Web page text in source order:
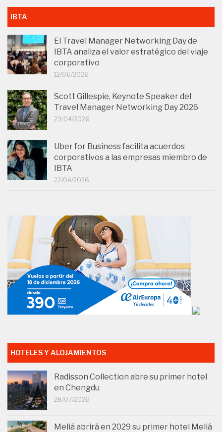
IBTA
El Travel Manager Networking Day de
IBTA analiza el valor estratégico del viaje
corporativo
12/06/2026
Scott Gillespie, Keynote Speaker del
Travel Manager Networking Day 2026
23/04/2026
Uber for Business facilita acuerdos
corporativos a las empresas miembro de
IBTA
22/04/2026
HOTELES Y ALOJAMIENTOS
Radisson Collection abre su primer hotel
en Chengdu
28/07/2026
Meliá abrirá en 2029 su primer hotel Meliá